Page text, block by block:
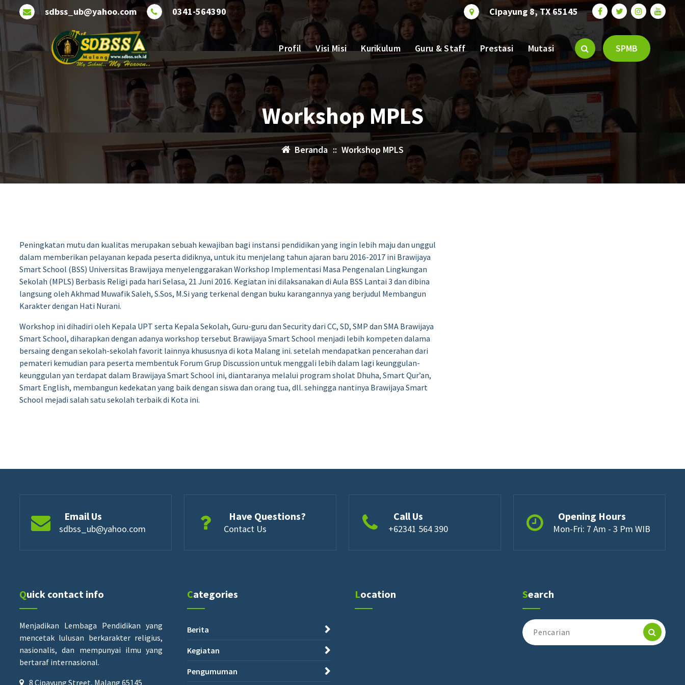
Lewati
sdbss_ub@yahoo.com 0341-564390 Cipayung 8, TX 65145
Profil Visi Misi Kurikulum Guru & Staff Prestasi Mutasi SPMB
Workshop MPLS
Beranda :: Workshop MPLS
Peningkatan mutu dan kualitas merupakan sebuah kewajiban bagi instansi pendidikan yang ingin lebih maju dan unggul
dalam memberikan pelayanan kepada peserta didiknya, untuk itu menjelang tahun ajaran baru 2016-2017 ini Brawijaya
Smart School (BSS) Universitas Brawijaya menyelenggarakan Workshop Implementasi Masa Pengenalan Lingkungan
Sekolah (MPLS) Berbasis Religi pada hari Selasa, 21 Juni 2016. Kegiatan ini dilaksanakan di Aula BSS Lantai 3 dan dibina
langsung oleh Akhmad Muwafik Saleh, S.Sos, M.Si yang terkenal dengan buku karangannya yang berjudul Membangun
Karakter dengan Hati Nurani.
Workshop ini dihadiri oleh Kepala UPT serta Kepala Sekolah, Guru-guru dan Security dari CC, SD, SMP dan SMA Brawijaya
Smart School, diharapkan dengan adanya workshop tersebut Brawijaya Smart School menjadi lebih kompeten dalama
bersaing dengan sekolah-sekolah favorit lainnya khususnya di kota Malang ini. setelah mendapatkan pencerahan dari
pemateri kemudian para peserta membentuk Forum Grup Discussion untuk menggali lebih dalam lagi keunggulan-
keunggulan yan terdapat dalam Brawijaya Smart School ini, diantaranya melalui program sholat Dhuha, Smart Qur’an,
Smart English, membangun kedekatan yang baik dengan siswa dan orang tua, dll. sehingga nantinya Brawijaya Smart
School mejadi salah satu sekolah terbaik di Kota ini.
Email Us
sdbss_ub@yahoo.com
Have Questions?
Contact Us
Call Us
+62341 564 390
Opening Hours
Mon-Fri: 7 Am - 3 Pm WIB
Quick contact info
Menjadikan Lembaga Pendidikan yang
mencetak lulusan berkarakter religius,
nasionalis, dan mempunyai ilmu yang
bertaraf internasional.
8 Cipayung Street, Malang 65145
Categories
Berita
Kegiatan
Pengumuman
Location Search
Pencarian
untuk: